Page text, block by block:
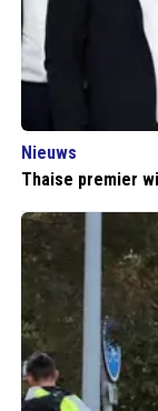
Nieuws
Thaise premier